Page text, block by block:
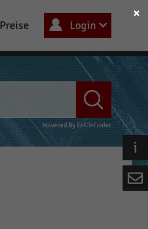
Preise Login
Powered by FACT-Finder